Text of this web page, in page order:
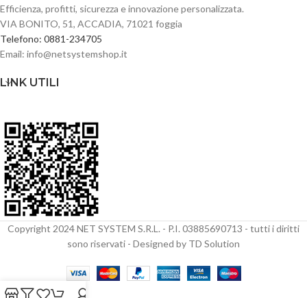
Efficienza, profitti, sicurezza e innovazione personalizzata.
VIA BONITO, 51, ACCADIA, 71021 foggia
Telefono: 0881-234705
Email: info@netsystemshop.it
LINK UTILI
Copyright 2024 NET SYSTEM S.R.L. - P.I. 03885690713 - tutti i diritti
sono riservati - Designed by TD Solution